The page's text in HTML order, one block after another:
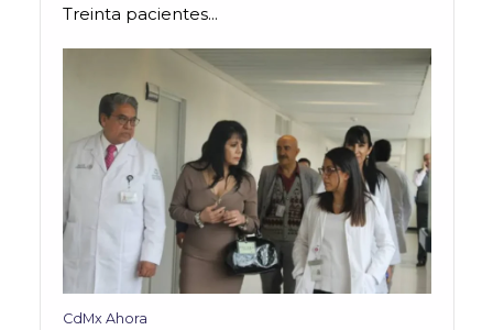
Treinta pacientes...
CdMx Ahora